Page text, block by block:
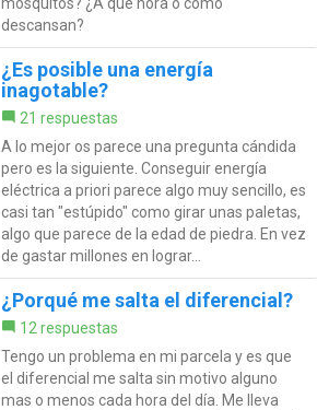
descansan?
¿Es posible una energía
inagotable?
21 respuestas
A lo mejor os parece una pregunta cándida
pero es la siguiente. Conseguir energía
eléctrica a priori parece algo muy sencillo, es
casi tan "estúpido" como girar unas paletas,
algo que parece de la edad de piedra. En vez
de gastar millones en lograr...
¿Porqué me salta el diferencial?
12 respuestas
Tengo un problema en mi parcela y es que
el diferencial me salta sin motivo alguno
mas o menos cada hora del día. Me lleva